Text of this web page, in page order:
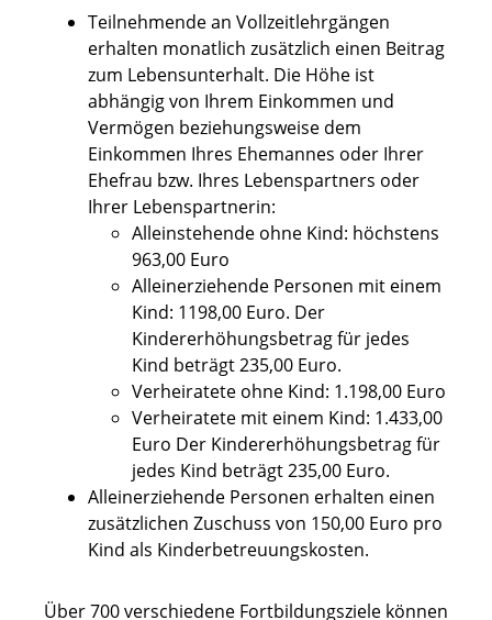
Teilnehmende an Vollzeitlehrgängen
erhalten monatlich zusätzlich einen Beitrag
zum Lebensunterhalt. Die Höhe ist
abhängig von Ihrem Einkommen und
Vermögen beziehungsweise dem
Einkommen Ihres Ehemannes oder Ihrer
Ehefrau bzw. Ihres Lebenspartners oder
Ihrer Lebenspartnerin:
Alleinstehende ohne Kind: höchstens
963,00 Euro
Alleinerziehende Personen mit einem
Kind: 1198,00 Euro. Der
Kindererhöhungsbetrag für jedes
Kind beträgt 235,00 Euro.
Verheiratete ohne Kind: 1.198,00 Euro
Verheiratete mit einem Kind: 1.433,00
Euro Der Kindererhöhungsbetrag für
jedes Kind beträgt 235,00 Euro.
Alleinerziehende Personen erhalten einen
zusätzlichen Zuschuss von 150,00 Euro pro
Kind als Kinderbetreuungskosten.
Über 700 verschiedene Fortbildungsziele können